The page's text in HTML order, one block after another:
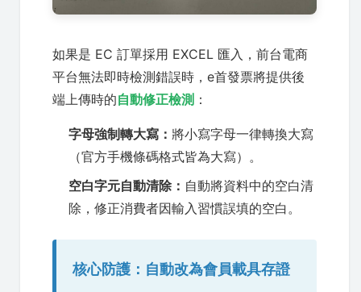
如果是 EC 訂單採用 EXCEL 匯入，前台電商
平台無法即時檢測錯誤時，e首發票將提供後
端上傳時的自動修正檢測 ：
字母強制轉大寫： 將小寫字母一律轉換大寫
（官方手機條碼格式皆為大寫）。
空白字元自動清除： 自動將資料中的空白清
除，修正消費者因輸入習慣誤填的空白。
核心防護：自動改為會員載具存證